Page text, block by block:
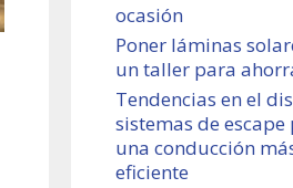
ocasión
Poner láminas
un taller para
Tendencias en el
sistemas de escape
una conducción
eficiente